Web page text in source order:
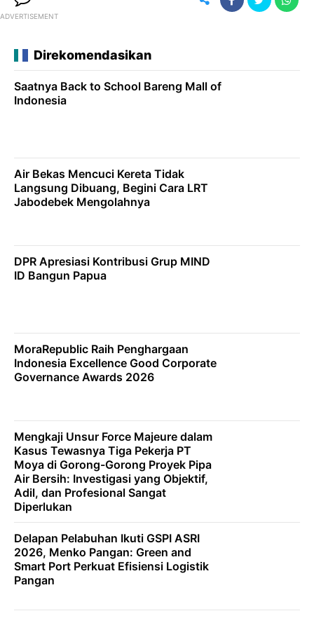
ADVERTISEMENT
Direkomendasikan
Saatnya Back to School Bareng Mall of
Indonesia
Air Bekas Mencuci Kereta Tidak
Langsung Dibuang, Begini Cara LRT
Jabodebek Mengolahnya
DPR Apresiasi Kontribusi Grup MIND
ID Bangun Papua
MoraRepublic Raih Penghargaan
Indonesia Excellence Good Corporate
Governance Awards 2026
Mengkaji Unsur Force Majeure dalam
Kasus Tewasnya Tiga Pekerja PT
Moya di Gorong-Gorong Proyek Pipa
Air Bersih: Investigasi yang Objektif,
Adil, dan Profesional Sangat
Diperlukan
Delapan Pelabuhan Ikuti GSPI ASRI
2026, Menko Pangan: Green and
Smart Port Perkuat Efisiensi Logistik
Pangan